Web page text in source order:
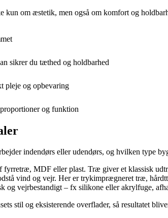
kun om æstetik, men også om komfort og
sikrer du tæthed og holdbarhed
pleje og opbevaring
og funktion
indendørs eller udendørs, og hvilken type
fyrretræ, MDF eller plast. Træ giver et klassisk
vind og vejr. Her er trykimprægneret træ,
og vejrbestandigt – fx silikone eller akrylfuge,
stil og eksisterende overflader, så resultatet